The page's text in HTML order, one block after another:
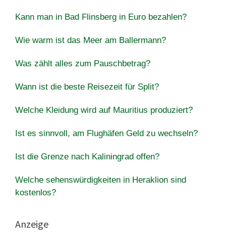
Kann man in Bad Flinsberg in Euro bezahlen?
Wie warm ist das Meer am Ballermann?
Was zählt alles zum Pauschbetrag?
Wann ist die beste Reisezeit für Split?
Welche Kleidung wird auf Mauritius produziert?
Ist es sinnvoll, am Flughäfen Geld zu wechseln?
Ist die Grenze nach Kaliningrad offen?
Welche sehenswürdigkeiten in Heraklion sind
kostenlos?
Anzeige